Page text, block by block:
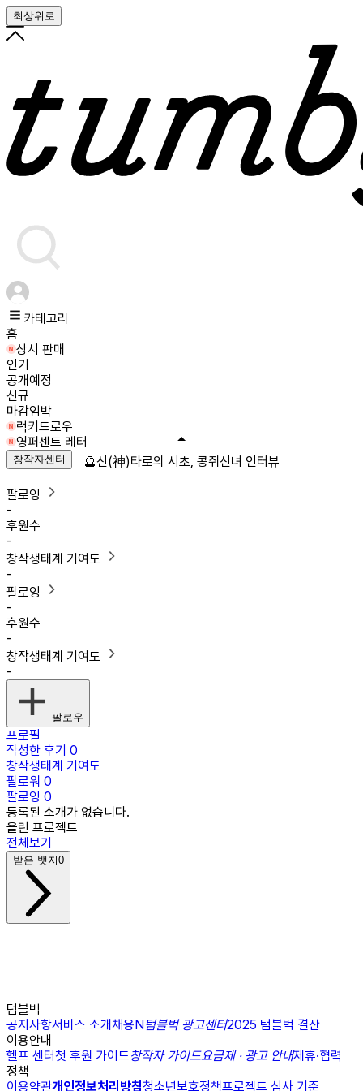
최상위로
카테고리
홈
상시 판매
인기
공개예정
신규
마감임박
럭키드로우
영퍼센트 레터
창작자센터
팔로잉
-
후원수
-
창작생태계 기여도
-
팔로잉
-
후원수
-
창작생태계 기여도
-
팔로우
프로필
작성한 후기 0
창작생태계 기여도
팔로워 0
팔로잉 0
등록된 소개가 없습니다.
올린 프로젝트
전체보기
받은 뱃지0
텀블벅
공지사항서비스 소개채용N텀블벅 광고센터2025 텀블벅 결산
이용안내
헬프 센터첫 후원 가이드창작자 가이드요금제 · 광고 안내제휴·협력
정책
이용약관개인정보처리방침청소년보호정책프로젝트 심사 기준
🔮신(神)타로의 시초, 콩쥐신녀 인터뷰